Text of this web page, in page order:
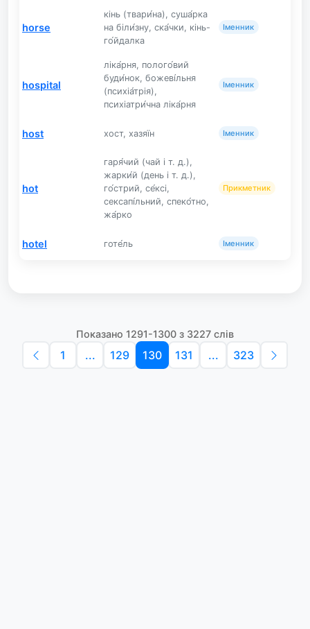
horse
кінь (твари́на), суша́рка
на біли́зну, ска́чки, кінь-
го́йдалка
Іменник
hospital
ліка́рня, полого́вий
буди́нок, божеві́льня
(психіа́трія),
психіатри́чна ліка́рня
Іменник
host хост, хазяїн Іменник
hot
гаря́чий (чай і т. д.),
жарки́й (день і т. д.),
го́стрий, се́ксі,
сексапі́льний, спеко́тно,
жа́рко
Прикметник
hotel готе́ль Іменник
Показано 1291-1300 з 3227 слів
1 ... 129 130 131 ... 323